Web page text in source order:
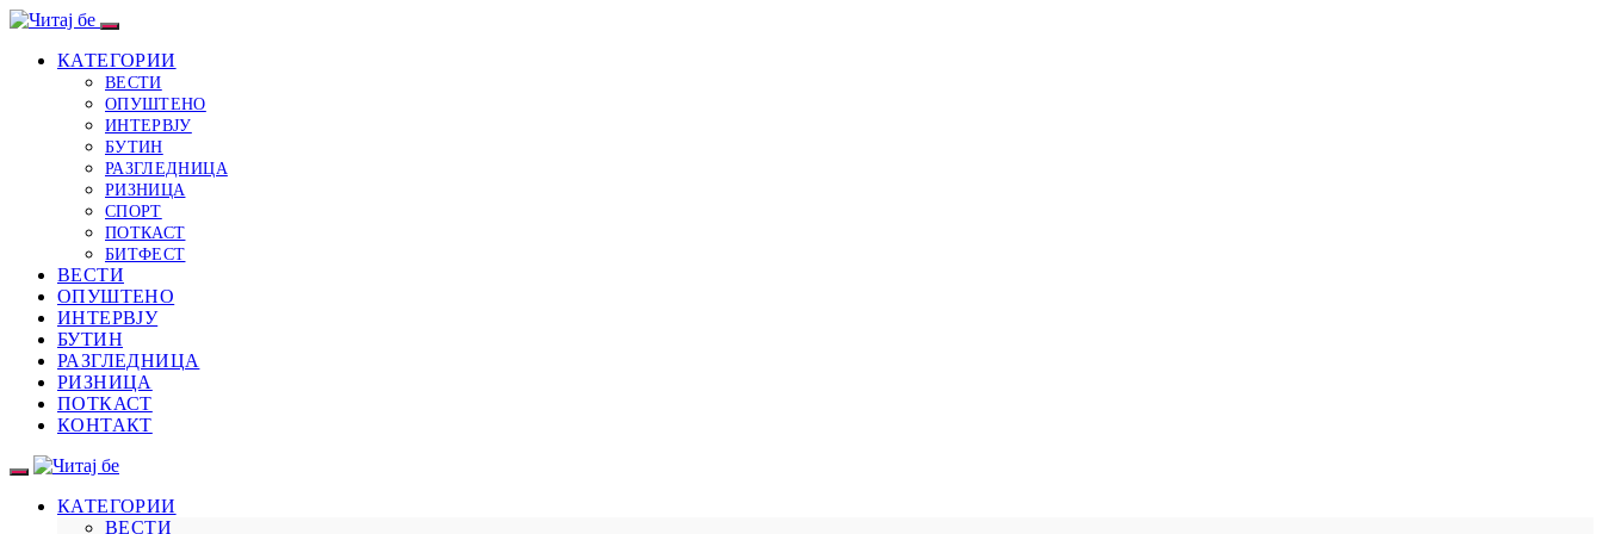
КАТЕГОРИИ
ВЕСТИ
ОПУШТЕНО
ИНТЕРВЈУ
БУТИН
РАЗГЛЕДНИЦА
РИЗНИЦА
СПОРТ
ПОТКАСТ
БИТФЕСТ
ВЕСТИ
ОПУШТЕНО
ИНТЕРВЈУ
БУТИН
РАЗГЛЕДНИЦА
РИЗНИЦА
ПОТКАСТ
КОНТАКТ
КАТЕГОРИИ
ВЕСТИ